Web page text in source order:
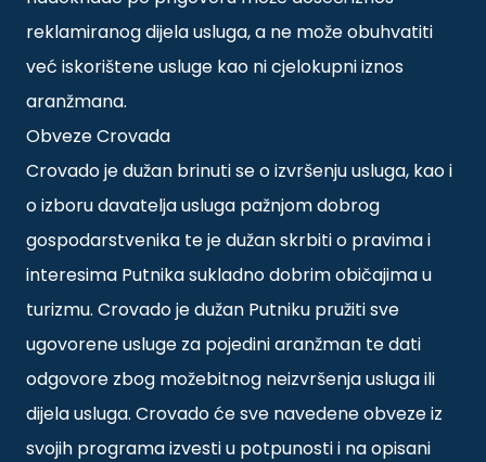
reklamiranog dijela usluga, a ne može obuhvatiti
već iskorištene usluge kao ni cjelokupni iznos
aranžmana.
Obveze Crovada
Crovado je dužan brinuti se o izvršenju usluga, kao i
o izboru davatelja usluga pažnjom dobrog
gospodarstvenika te je dužan skrbiti o pravima i
interesima Putnika sukladno dobrim običajima u
turizmu. Crovado je dužan Putniku pružiti sve
ugovorene usluge za pojedini aranžman te dati
odgovore zbog možebitnog neizvršenja usluga ili
dijela usluga. Crovado će sve navedene obveze iz
svojih programa izvesti u potpunosti i na opisani